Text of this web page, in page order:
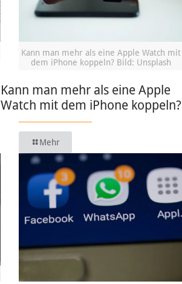
Kann man mehr als eine Apple Watch mit
dem iPhone koppeln? Bild: Unsplash
Kann man mehr als eine Apple
Watch mit dem iPhone koppeln?
Mehr